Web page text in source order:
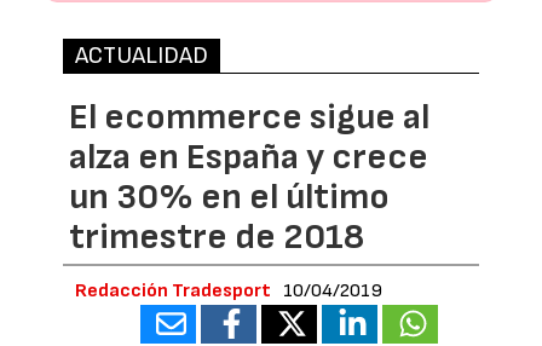
ACTUALIDAD
El ecommerce sigue al
alza en España y crece
un 30% en el último
trimestre de 2018
Redacción Tradesport 10/04/2019